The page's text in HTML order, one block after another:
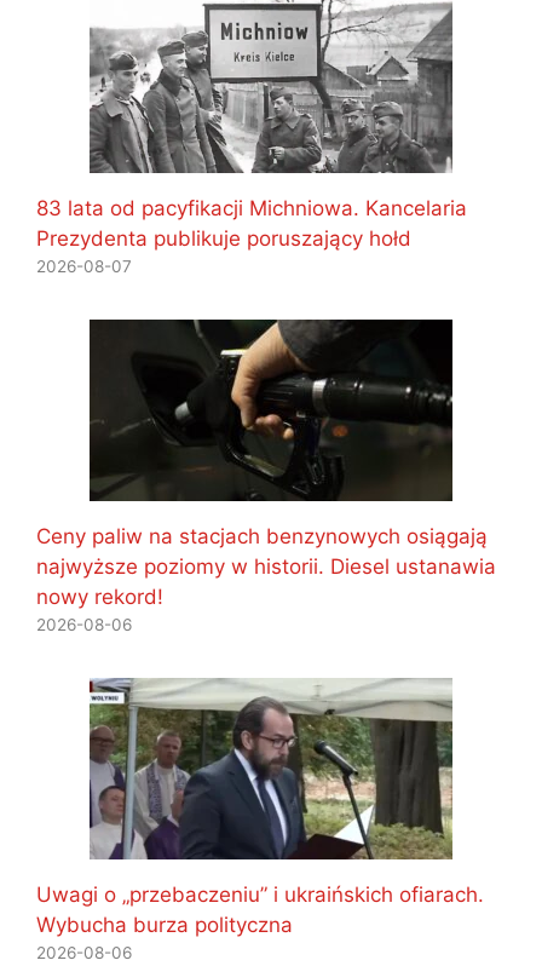
83 lata od pacyfikacji Michniowa. Kancelaria
Prezydenta publikuje poruszający hołd
2026-08-07
Ceny paliw na stacjach benzynowych osiągają
najwyższe poziomy w historii. Diesel ustanawia
nowy rekord!
2026-08-06
Uwagi o „przebaczeniu” i ukraińskich ofiarach.
Wybucha burza polityczna
2026-08-06